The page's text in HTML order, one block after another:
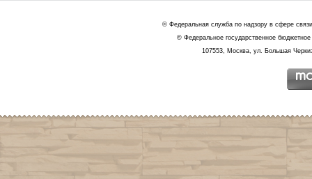
© Федеральная служба по надзору в сфере
© Федеральное государственное
107553, Москва, ул. Большая